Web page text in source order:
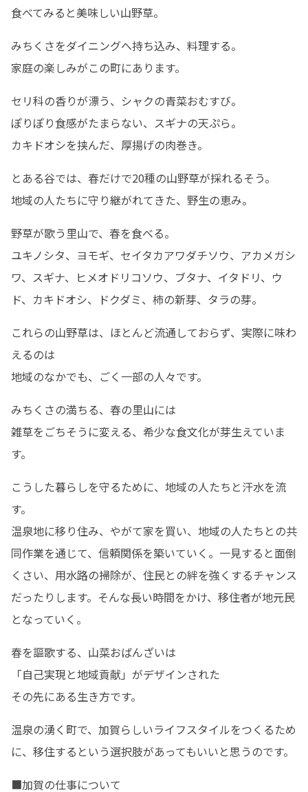
食べてみると美味しい山野草。
みちくさをダイニングへ持ち込み、料理する。
家庭の楽しみがこの町にあります。
セリ科の香りが漂う、シャクの青菜おむすび。
ぽりぽり食感がたまらない、スギナの天ぷら。
カキドオシを挟んだ、厚揚げの肉巻き。
とある谷では、春だけで20種の山野草が採れるそう。
地域の人たちに守り継がれてきた、野生の恵み。
野草が歌う里山で、春を食べる。
ユキノシタ、ヨモギ、セイタカアワダチソウ、アカメガシ
ワ、スギナ、ヒメオドリコソウ、ブタナ、イタドリ、ウ
ド、カキドオシ、ドクダミ、柿の新芽、タラの芽。
これらの山野草は、ほとんど流通しておらず、実際に味わ
えるのは
地域のなかでも、ごく一部の人々です。
みちくさの満ちる、春の里山には
雑草をごちそうに変える、希少な食文化が芽生えていま
す。
こうした暮らしを守るために、地域の人たちと汗水を流
す。
温泉地に移り住み、やがて家を買い、地域の人たちとの共
同作業を通じて、信頼関係を築いていく。一見すると面倒
くさい、用水路の掃除が、住民との絆を強くするチャンス
だったりします。そんな長い時間をかけ、移住者が地元民
となっていく。
春を謳歌する、山菜おばんざいは
「自己実現と地域貢献」がデザインされた
その先にある生き方です。
温泉の湧く町で、加賀らしいライフスタイルをつくるため
に、移住するという選択肢があってもいいと思うのです。
■加賀の仕事について